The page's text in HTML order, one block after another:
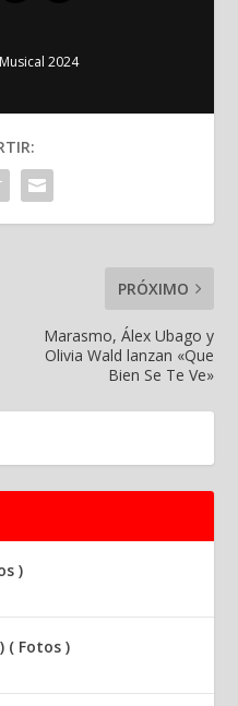
2024
PRÓXIMO
Marasmo, Álex Ubago y
Olivia Wald lanzan «Que
Bien Se Te Ve»
)
( Fotos )